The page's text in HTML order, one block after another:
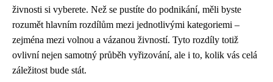
živnosti si vyberete. Než se pustíte do podnikání, měli byste
rozumět hlavním rozdílům mezi jednotlivými kategoriemi –
zejména mezi volnou a vázanou živností. Tyto rozdíly totiž
ovlivní nejen samotný průběh vyřizování, ale i to, kolik vás celá
záležitost bude stát.